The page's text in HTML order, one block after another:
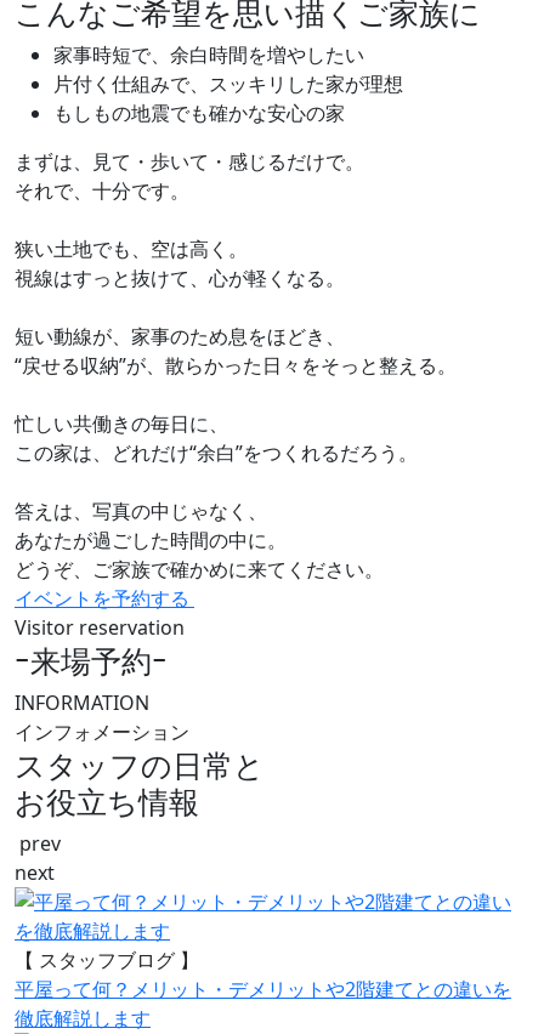
こんなご希望を思い描くご家族に
家事時短で、余白時間を増やしたい
片付く仕組みで、スッキリした家が理想
もしもの地震でも確かな安心の家
まずは、見て・歩いて・感じるだけで。
それで、十分です。
狭い土地でも、空は高く。
視線はすっと抜けて、心が軽くなる。
短い動線が、家事のため息をほどき、
“戻せる収納”が、散らかった日々をそっと整える。
忙しい共働きの毎日に、
この家は、どれだけ“余白”をつくれるだろう。
答えは、写真の中じゃなく、
あなたが過ごした時間の中に。
どうぞ、ご家族で確かめに来てください。
イベントを予約する
Visitor reservation
ｰ来場予約ｰ
INFORMATION
インフォメーション
スタッフの日常と
お役立ち情報
prev
next
【 スタッフブログ 】
平屋って何？メリット・デメリットや2階建てとの違いを
徹底解説します